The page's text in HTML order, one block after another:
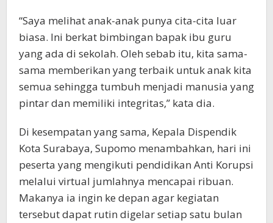
“Saya melihat anak-anak punya cita-cita luar
biasa. Ini berkat bimbingan bapak ibu guru
yang ada di sekolah. Oleh sebab itu, kita sama-
sama memberikan yang terbaik untuk anak kita
semua sehingga tumbuh menjadi manusia yang
pintar dan memiliki integritas,” kata dia.
Di kesempatan yang sama, Kepala Dispendik
Kota Surabaya, Supomo menambahkan, hari ini
peserta yang mengikuti pendidikan Anti Korupsi
melalui virtual jumlahnya mencapai ribuan.
Makanya ia ingin ke depan agar kegiatan
tersebut dapat rutin digelar setiap satu bulan